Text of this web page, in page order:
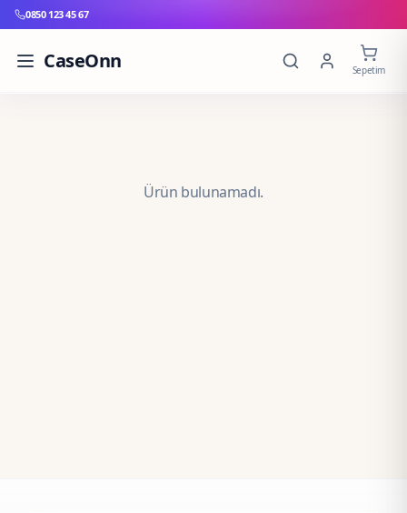
0850 123 45 67
CaseOnn Sepetim
Ürün bulunamadı.